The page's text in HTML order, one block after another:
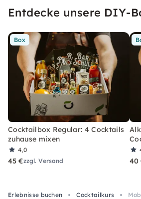
Entdecke unsere DIY-
Box
Cocktailbox Regular: 4 Cocktails
zuhause mixen
4,0
45 €zzgl. Versand 40
Erlebnisse buchen Cocktailkurs